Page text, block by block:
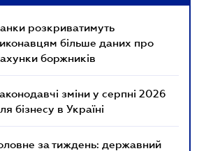
розкриватимуть
більше даних про
боржників
зміни у серпні 2026
бізнесу в Україні
за тиждень: державний